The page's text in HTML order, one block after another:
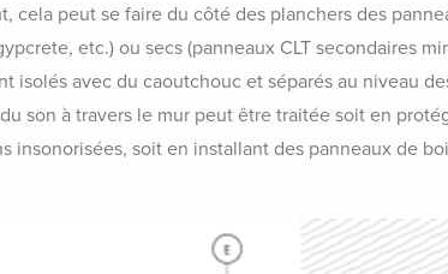
cela peut se faire du côté des planchers des
etc.) ou secs (panneaux CLT secondaires
isolés avec du caoutchouc et séparés au niveau
son à travers le mur peut être traitée soit en
insonorisées, soit en installant des panneaux de